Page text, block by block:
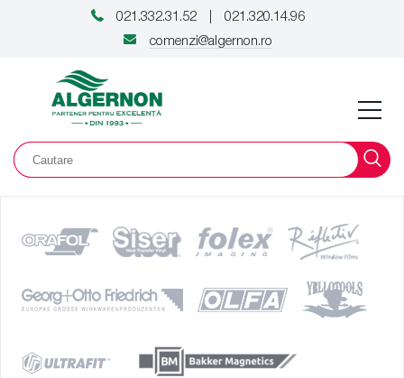
021.332.31.52
021.320.14.96
comenzi@algernon.ro